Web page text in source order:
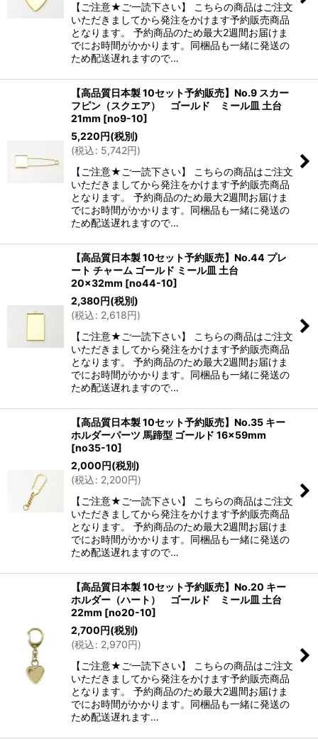
【ご注意★ご一読下さい】 こちらの商品はご注文
いただきましてから発注をかけます予約販売商品
となります。 予約商品のため最大2週間お届けま
でにお時間がかかります。同梱品も一緒に発送の
ため配送遅れますので…
【高品質日本製 10セット予約販売】No.9 スカー
フピン（スクエア） ゴールド ミール皿 土台
21mm [no9-10]
5,220円(税別)
(税込: 5,742円)
【ご注意★ご一読下さい】 こちらの商品はご注文
いただきましてから発注をかけます予約販売商品
となります。 予約商品のため最大2週間お届けま
でにお時間がかかります。同梱品も一緒に発送の
ため配送遅れますので…
【高品質日本製 10セット予約販売】No.44 プレ
ート チャーム ゴールド ミール皿 土台
20×32mm [no44-10]
2,380円(税別)
(税込: 2,618円)
【ご注意★ご一読下さい】 こちらの商品はご注文
いただきましてから発注をかけます予約販売商品
となります。 予約商品のため最大2週間お届けま
でにお時間がかかります。同梱品も一緒に発送の
ため配送遅れますので…
【高品質日本製 10セット予約販売】No.35 キー
ホルダーパーツ 馬蹄型 ゴールド 16×59mm
[no35-10]
2,000円(税別)
(税込: 2,200円)
【ご注意★ご一読下さい】 こちらの商品はご注文
いただきましてから発注をかけます予約販売商品
となります。 予約商品のため最大2週間お届けま
でにお時間がかかります。同梱品も一緒に発送の
ため配送遅れますので…
【高品質日本製 10セット予約販売】No.20 キー
ホルダー（ハート） ゴールド ミール皿 土台
22mm [no20-10]
2,700円(税別)
(税込: 2,970円)
【ご注意★ご一読下さい】 こちらの商品はご注文
いただきましてから発注をかけます予約販売商品
となります。 予約商品のため最大2週間お届けま
でにお時間がかかります。同梱品も一緒に発送の
ため配送遅れます…